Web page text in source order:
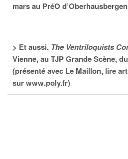
mars au PréO d’Oberhausbergen
> Et aussi, The Ventriloquists
Vienne, au TJP Grande Scène,
(présenté avec Le Maillon, lire
sur www.poly.fr)